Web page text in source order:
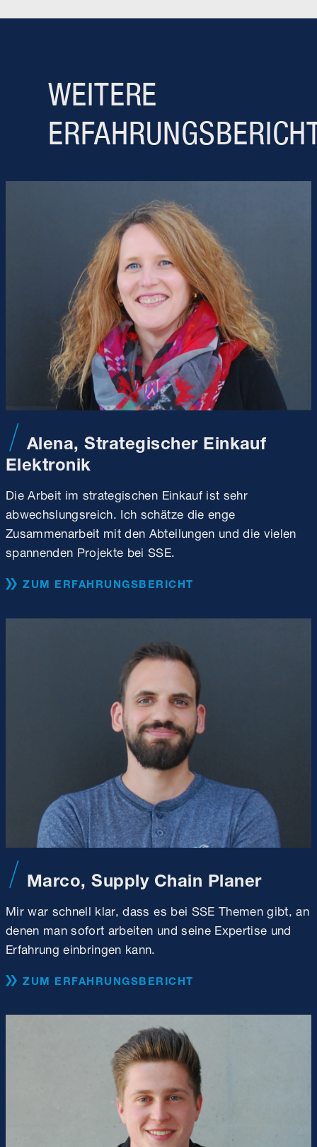
WEITERE
Alena, Strategischer Einkauf
Elektronik
Die Arbeit im strategischen Einkauf ist sehr
abwechslungsreich. Ich schätze die enge
Zusammenarbeit mit den Abteilungen und die vielen
spannenden Projekte bei SSE.
ZUM ERFAHRUNGSBERICHT
Marco, Supply Chain Planer
Mir war schnell klar, dass es bei SSE Themen gibt, an
denen man sofort arbeiten und seine Expertise und
Erfahrung einbringen kann.
ZUM ERFAHRUNGSBERICHT